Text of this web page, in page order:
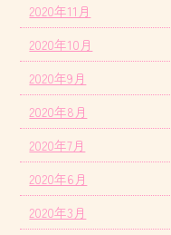
2020年11月
2020年10月
2020年9月
2020年8月
2020年7月
2020年6月
2020年3月